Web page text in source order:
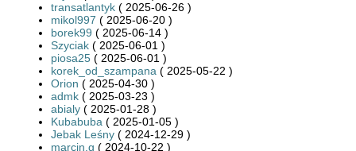
transatlantyk ( 2025-06-26 )
mikol997 ( 2025-06-20 )
borek99 ( 2025-06-14 )
Szyciak ( 2025-06-01 )
piosa25 ( 2025-06-01 )
korek_od_szampana ( 2025-05-22 )
Orion ( 2025-04-30 )
admk ( 2025-03-23 )
abialy ( 2025-01-28 )
Kubabuba ( 2025-01-05 )
Jebak Leśny ( 2024-12-29 )
marcin.g ( 2024-10-22 )